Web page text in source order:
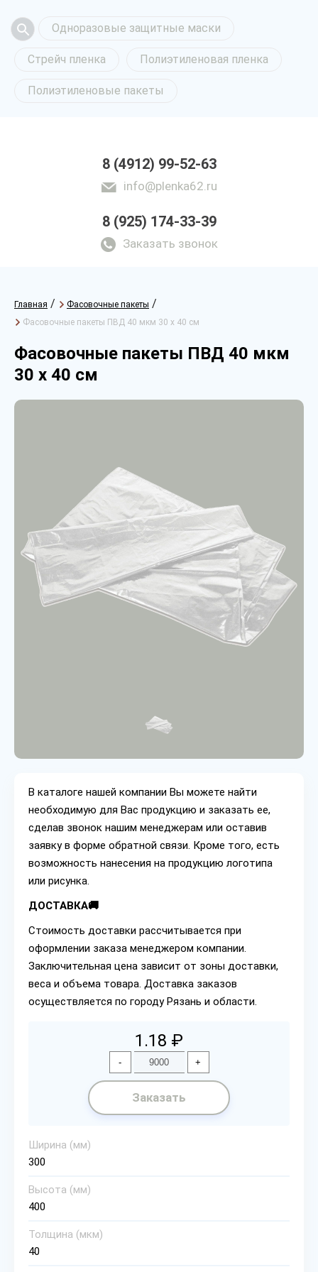
Одноразовые защитные маски
Стрейч пленка Полиэтиленовая пленка
Полиэтиленовые пакеты
8 (4912) 99-52-63
info@plenka62.ru
8 (925) 174-33-39
Заказать звонок
Главная / Фасовочные пакеты /
Фасовочные пакеты ПВД 40 мкм 30 х 40 см
Фасовочные пакеты ПВД 40 мкм
30 х 40 см
В каталоге нашей компании Вы можете найти
необходимую для Вас продукцию и заказать ее,
сделав звонок нашим менеджерам или оставив
заявку в форме обратной связи. Кроме того, есть
возможность нанесения на продукцию логотипа
или рисунка.
ДОСТАВКА🚚
Стоимость доставки рассчитывается при
оформлении заказа менеджером компании.
Заключительная цена зависит от зоны доставки,
веса и объема товара. Доставка заказов
осуществляется по городу Рязань и области.
1.18 ₽
- +
Заказать
Ширина (мм)
300
Высота (мм)
400
Толщина (мкм)
40